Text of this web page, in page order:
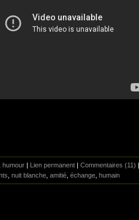
humour Lien permanent Commentaires (11)
, nuit blanche, amitié, échange, humain